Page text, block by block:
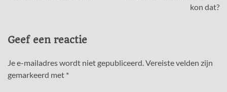
kon dat?
Geef een reactie
Je e-mailadres wordt niet gepubliceerd.Vereiste velden zijn
gemarkeerd met *